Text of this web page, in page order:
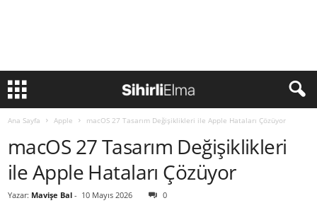
Ana Sayfa Apple macOS 27 Tasarım Değişiklikleri ile Apple Hataları Çözüyor
macOS 27 Tasarım Değişiklikleri
ile Apple Hataları Çözüyor
Yazar: Mavişe Bal - 10 Mayıs 2026 0